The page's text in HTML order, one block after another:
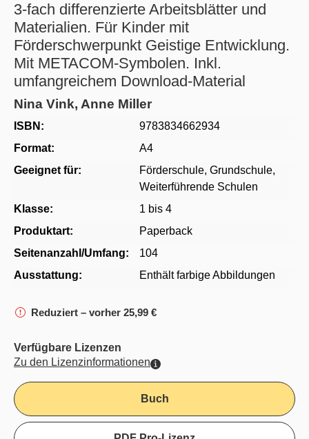
3-fach differenzierte Arbeitsblätter und
Materialien. Für Kinder mit
Förderschwerpunkt Geistige Entwicklung.
Mit METACOM-Symbolen. Inkl.
umfangreichem Download-Material
Nina Vink, Anne Miller
ISBN:
9783834662934
Format:
A4
Geeignet für:
Förderschule, Grundschule,
Weiterführende Schulen
Klasse:
1 bis 4
Produktart:
Paperback
Seitenanzahl/Umfang:
104
Ausstattung:
Enthält farbige Abbildungen
Reduziert – vorher 25,99 €
Verfügbare Lizenzen
Zu den Lizenzinformationen
Buch